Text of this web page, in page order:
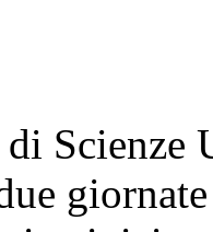
Scienze